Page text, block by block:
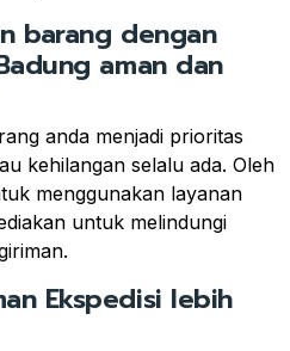
barang dengan
aman dan
anda menjadi prioritas
kehilangan selalu ada. Oleh
menggunakan layanan
untuk melindungi
Ekspedisi lebih